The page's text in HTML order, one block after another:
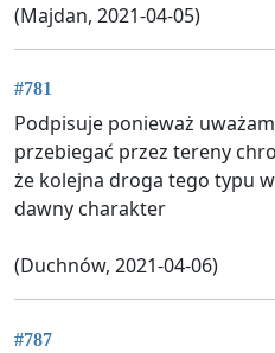
(Majdan, 2021-04-05)
#781
Podpisuje ponieważ
przebiegać przez tereny
że kolejna droga tego typu
dawny charakter
(Duchnów, 2021-04-06)
#787